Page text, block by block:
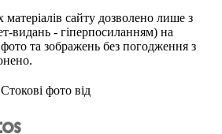
сайту дозволено лише з
видань - гіперпосиланням) на
та зображень без погодження з
Стокові фото від